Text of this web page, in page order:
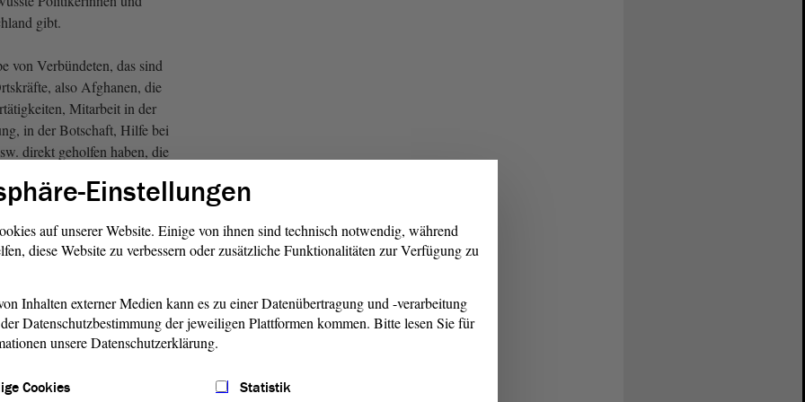
gibt.
von Verbündeten, das sind
also Afghanen, die
Mitarbeit in der
in der Botschaft, Hilfe bei
direkt geholfen haben, die
Afghanistan überhaupt erst
Diese Menschen
betonen haben ihr
zwar für unsere Bürgerinnen
Soldatinnen und
von Angern, Die Linke)
Gegenzug versprochen, für
Meine
Einstellungen
auf unserer Website. Einige von ihnen sind technisch notwendig, während
diese Website zu verbessern oder zusätzliche Funktionalitäten zur Verfügung zu
Inhalten externer Medien kann es zu einer Datenübertragung und -verarbeitung
Datenschutzbestimmung der jeweiligen Plattformen kommen. Bitte lesen Sie für
unsere Datenschutzerklärung.
Cookies
Statistik